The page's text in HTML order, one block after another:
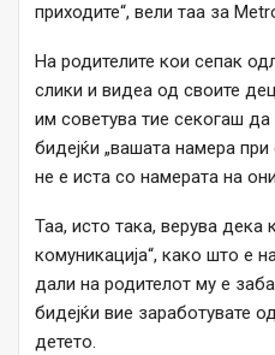
приходите“, вели таа за
На родителите кои сепак
слики и видеа од своите
им советува тие секогаш
бидејќи „вашата намера
не е иста со намерата на
Таа, исто така, верува дека
комуникација“, како што е
дали на родителот му е
бидејќи вие заработувате
детето.